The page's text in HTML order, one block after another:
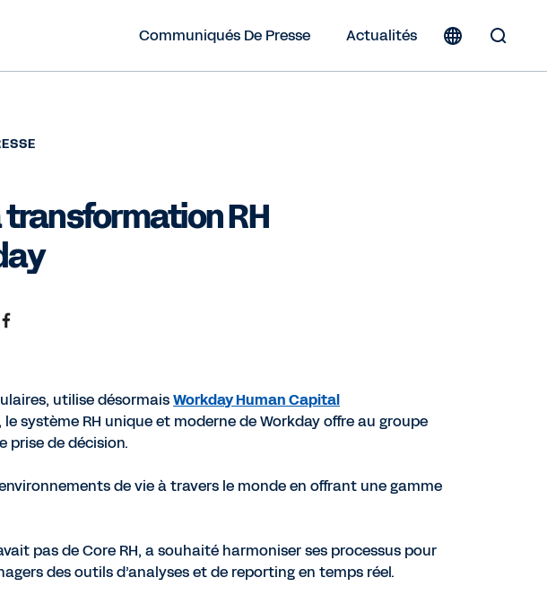
Communiqués De Presse
Actualités
transformation RH
Share
utilise désormaisWorkday Human Capital
système RH unique et moderne de Workday offre au groupe
prise de décision.
de vie à travers le monde en offrant une gamme
pas de Core RH, a souhaité harmoniser ses processus pour
des outils d’analyses et de reporting en temps réel.